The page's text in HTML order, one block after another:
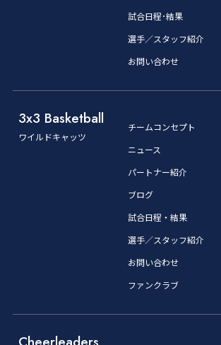
試合日程･結果
選手／スタッフ紹介
お問い合わせ
3x3 Basketball
ワイルドキャッツ
チームコンセプト
ニュース
パートナー紹介
ブログ
試合日程・結果
選手／スタッフ紹介
お問い合わせ
ファンクラブ